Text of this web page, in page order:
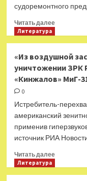
убийства
Татарского
Юрия
Денисова
судоремонтного
Читать далееПрочитать
оружием
морского
РФ
заявили
об
ударе
складу
с
Литература
«Из воздушной
уничтожении ЗРК
«Кинжалов» МиГ-
0
Истребитель-
американский
применив
источник РИА
Читать далееПрочитать
Литература